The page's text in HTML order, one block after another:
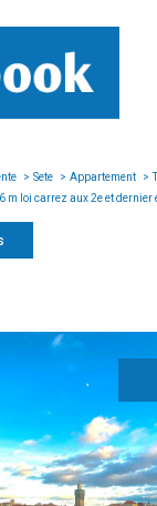
Sete Appartement
m loi carrez aux 2e et dernier